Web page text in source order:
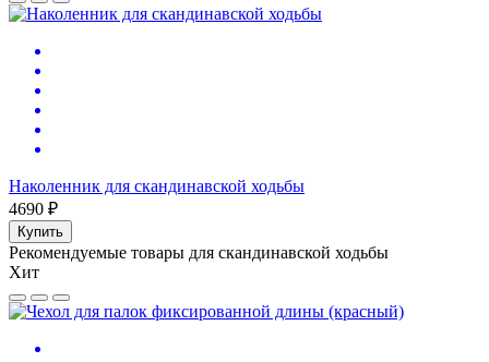
Наколенник для скандинавской ходьбы
4690 ₽
Купить
Рекомендуемые товары для скандинавской ходьбы
Хит